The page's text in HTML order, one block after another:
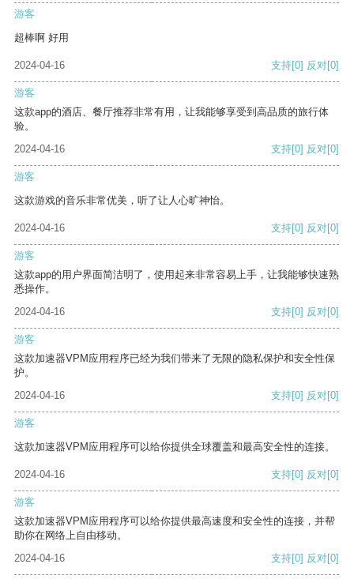
游客
超棒啊 好用
2024-04-16 支持[0] 反对[0]
游客
这款app的酒店、餐厅推荐非常有用，让我能够享受到高品质的旅行体
验。
2024-04-16
支持[0] 反对[0]
游客
这款游戏的音乐非常优美，听了让人心旷神怡。
2024-04-16 支持[0] 反对[0]
游客
这款app的用户界面简洁明了，使用起来非常容易上手，让我能够快速熟
悉操作。
2024-04-16
支持[0] 反对[0]
游客
这款加速器VPM应用程序已经为我们带来了无限的隐私保护和安全性保
护。
2024-04-16
支持[0] 反对[0]
游客
这款加速器VPM应用程序可以给你提供全球覆盖和最高安全性的连接。
2024-04-16 支持[0] 反对[0]
游客
这款加速器VPM应用程序可以给你提供最高速度和安全性的连接，并帮
助你在网络上自由移动。
2024-04-16
支持[0] 反对[0]